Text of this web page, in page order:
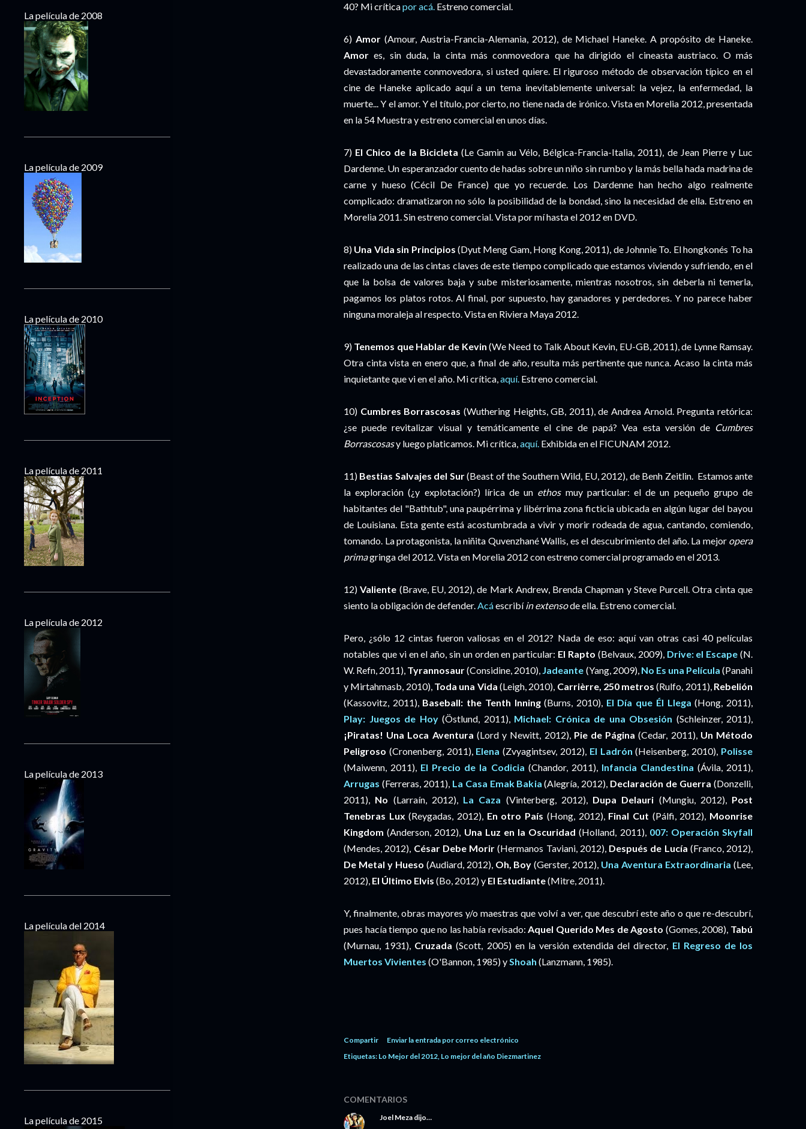
40? Mi críticapor acá. Estreno comercial.
6) Amor(Amour, Austria-Francia-Alemania, 2012), de Michael Haneke. A propósito de Haneke.
Amor es, sin duda, la cinta más conmovedora que ha dirigido el cineasta austriaco. O más
devastadoramente conmovedora, si usted quiere. El riguroso método de observación típico en el
cine de Haneke aplicado aquí a un tema inevitablemente universal: la vejez, la enfermedad, la
muerte... Y el amor. Y el título, por cierto, no tiene nada de irónico. Vista en Morelia 2012, presentada
en la 54 Muestra y estreno comercial en unos días.
7) El Chico de la Bicicleta (Le Gamin au Vélo, Bélgica-Francia-Italia, 2011), de Jean Pierre y Luc
Dardenne. Un esperanzador cuento de hadas sobre un niño sin rumbo y la más bella hada madrina de
carne y hueso (Cécil De France) que yo recuerde. Los Dardenne han hecho algo realmente
complicado: dramatizaron no sólo la posibilidad de la bondad, sino la necesidad de ella. Estreno en
Morelia 2011. Sin estreno comercial. Vista por mí hasta el 2012 en DVD.
8) Una Vida sin Principios (Dyut Meng Gam, Hong Kong, 2011), de Johnnie To. El hongkonés To ha
realizado una de las cintas claves de este tiempo complicado que estamos viviendo y sufriendo, en el
que la bolsa de valores baja y sube misteriosamente, mientras nosotros, sin deberla ni temerla,
pagamos los platos rotos. Al final, por supuesto, hay ganadores y perdedores. Y no parece haber
ninguna moraleja al respecto. Vista en Riviera Maya 2012.
9) Tenemos que Hablar de Kevin (We Need to Talk About Kevin, EU-GB, 2011), de Lynne Ramsay.
Otra cinta vista en enero que, a final de año, resulta más pertinente que nunca. Acaso la cinta más
inquietante que vi en el año. Mi crítica,aquí. Estreno comercial.
10) Cumbres Borrascosas (Wuthering Heights, GB, 2011), de Andrea Arnold. Pregunta retórica:
¿se puede revitalizar visual y temáticamente el cine de papá? Vea esta versión de Cumbres
Borrascosasy luego platicamos. Mi crítica,aquí. Exhibida en el FICUNAM 2012.
11) Bestias Salvajes del Sur(Beast of the Southern Wild, EU, 2012), de Benh Zeitlin. Estamos ante
la exploración (¿y explotación?) lírica de un ethosmuy particular: el de un pequeño grupo de
habitantes del "Bathtub", una paupérrima y libérrima zona ficticia ubicada en algún lugar del bayou
de Louisiana. Esta gente está acostumbrada a vivir y morir rodeada de agua, cantando, comiendo,
tomando. La protagonista, la niñita Quvenzhané Wallis, es el descubrimiento del año. La mejor opera
primagringa del 2012. Vista en Morelia 2012 con estreno comercial programado en el 2013.
12)Valiente (Brave, EU, 2012), de Mark Andrew, Brenda Chapman y Steve Purcell. Otra cinta que
siento la obligación de defender.Acáescribíin extensode ella. Estreno comercial.
Pero, ¿sólo 12 cintas fueron valiosas en el 2012? Nada de eso: aquí van otras casi 40 películas
notables que vi en el año, sin un orden en particular: El Rapto (Belvaux, 2009), Drive: el Escape (N.
W. Refn, 2011), Tyrannosaur(Considine, 2010), Jadeante (Yang, 2009), No Es una Película (Panahi
y Mirtahmasb, 2010), Toda una Vida (Leigh, 2010), Carrièrre, 250 metros (Rulfo, 2011), Rebelión
(Kassovitz, 2011), Baseball: the Tenth Inning(Burns, 2010), El Día que Él Llega (Hong, 2011),
Play: Juegos de Hoy(Östlund, 2011), Michael: Crónica de una Obsesión (Schleinzer, 2011),
¡Piratas! Una Loca Aventura (Lord y Newitt, 2012), Pie de Página (Cedar, 2011), Un Método
Peligroso (Cronenberg, 2011), Elena (Zvyagintsev, 2012), El Ladrón (Heisenberg, 2010), Polisse
(Maiwenn, 2011), El Precio de la Codicia (Chandor, 2011), Infancia Clandestina (Ávila, 2011),
Arrugas (Ferreras, 2011), La Casa Emak Bakia (Alegría, 2012), Declaración de Guerra (Donzelli,
2011), No (Larraín, 2012), La Caza (Vinterberg, 2012), Dupa Delauri (Mungiu, 2012), Post
Tenebras Lux (Reygadas, 2012), En otro País (Hong, 2012), Final Cut (Pálfi, 2012), Moonrise
Kingdom (Anderson, 2012), Una Luz en la Oscuridad (Holland, 2011), 007: Operación Skyfall
(Mendes, 2012), César Debe Morir(Hermanos Taviani, 2012), Después de Lucía (Franco, 2012),
De Metal y Hueso (Audiard, 2012), Oh, Boy (Gerster, 2012), Una Aventura Extraordinaria (Lee,
2012), El Último Elvis (Bo, 2012) y El Estudiante(Mitre, 2011).
Y, finalmente, obras mayores y/o maestras que volví a ver, que descubrí este año o que re-descubrí,
pues hacía tiempo que no las había revisado:Aquel Querido Mes de Agosto (Gomes, 2008), Tabú
(Murnau, 1931), Cruzada (Scott, 2005) en la versión extendida del director, El Regreso de los
Muertos Vivientes (O'Bannon, 1985) yShoah (Lanzmann, 1985).
Compartir
Enviar la entrada por correo electrónico
Etiquetas: Lo Mejor del 2012 Lo mejor del año Diezmartinez
COMENTARIOS
Joel Meza dijo…
La película de 2008
La película de 2009
La película de 2010
La película de 2011
La película de 2012
La película de 2013
La película del 2014
La película de 2015